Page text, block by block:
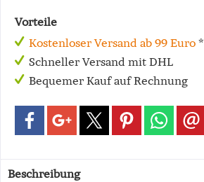
Vorteile
Kostenloser Versand ab 99 Euro *
Schneller Versand mit DHL
Bequemer Kauf auf Rechnung
Beschreibung